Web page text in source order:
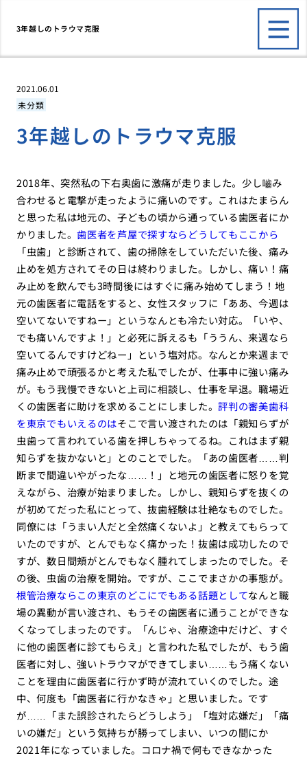
3年越しのトラウマ克服
2021.06.01
未分類
3年越しのトラウマ克服
2018年、突然私の下右奥歯に激痛が走りました。少し嚙み
合わせると電撃が走ったように痛いのです。これはたまらん
と思った私は地元の、子どもの頃から通っている歯医者にか
かりました。歯医者を芦屋で探すならどうしてもここから
「虫歯」と診断されて、歯の掃除をしていただいた後、痛み
止めを処方されてその日は終わりました。しかし、痛い！痛
み止めを飲んでも3時間後にはすぐに痛み始めてしまう！地
元の歯医者に電話をすると、女性スタッフに「ああ、今週は
空いてないですねー」というなんとも冷たい対応。「いや、
でも痛いんですよ！」と必死に訴えるも「ううん、来週なら
空いてるんですけどねー」という塩対応。なんとか来週まで
痛み止めで頑張るかと考えた私でしたが、仕事中に強い痛み
が。もう我慢できないと上司に相談し、仕事を早退。職場近
くの歯医者に助けを求めることにしました。評判の審美歯科
を東京でもいえるのはそこで言い渡されたのは「親知らずが
虫歯って言われている歯を押しちゃってるね。これはまず親
知らずを抜かないと」とのことでした。「あの歯医者……判
断まで間違いやがったな……！」と地元の歯医者に怒りを覚
えながら、治療が始まりました。しかし、親知らずを抜くの
が初めてだった私にとって、抜歯経験は壮絶なものでした。
同僚には「うまい人だと全然痛くないよ」と教えてもらって
いたのですが、とんでもなく痛かった！抜歯は成功したので
すが、数日間頬がとんでもなく腫れてしまったのでした。そ
の後、虫歯の治療を開始。ですが、ここでまさかの事態が。
根管治療ならこの東京のどこにでもある話題としてなんと職
場の異動が言い渡され、もうその歯医者に通うことができな
くなってしまったのです。「んじゃ、治療途中だけど、すぐ
に他の歯医者に診てもらえ」と言われた私でしたが、もう歯
医者に対し、強いトラウマができてしまい……もう痛くない
ことを理由に歯医者に行かず時が流れていくのでした。途
中、何度も「歯医者に行かなきゃ」と思いました。です
が……「また誤診されたらどうしよう」「塩対応嫌だ」「痛
いの嫌だ」という気持ちが勝ってしまい、いつの間にか
2021年になっていました。コロナ禍で何もできなかった